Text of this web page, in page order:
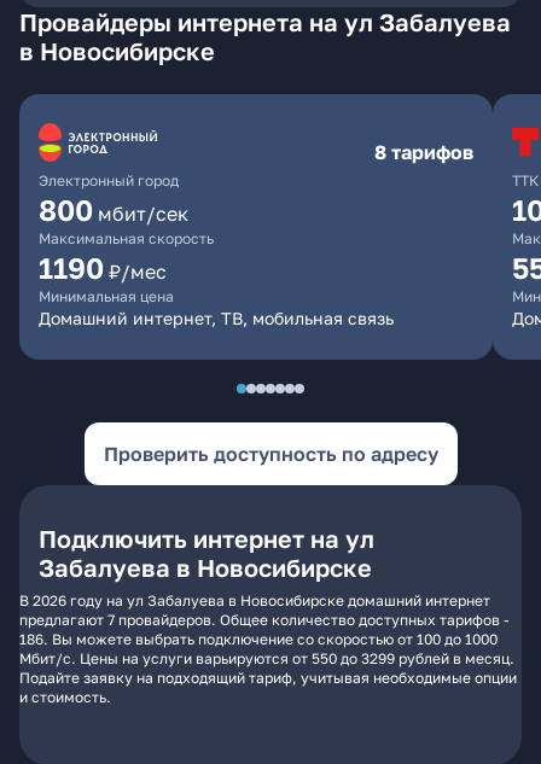
Провайдеры интернета на ул Забалуева
в Новосибирске
Электронный город
8 тарифов
800 мбит/сек
Максимальная скорость
1190 ₽/мес
Минимальная цена
Домашний интернет, ТВ, мобильная связь
ТТК
Проверить доступность по адресу
Подключить интернет на ул
Забалуева в Новосибирске
В 2026 году на ул Забалуева в Новосибирске домашний интернет
предлагают 7 провайдеров. Общее количество доступных тарифов -
186. Вы можете выбрать подключение со скоростью от 100 до 1000
Мбит/с. Цены на услуги варьируются от 550 до 3299 рублей в месяц.
Подайте заявку на подходящий тариф, учитывая необходимые опции
и стоимость.